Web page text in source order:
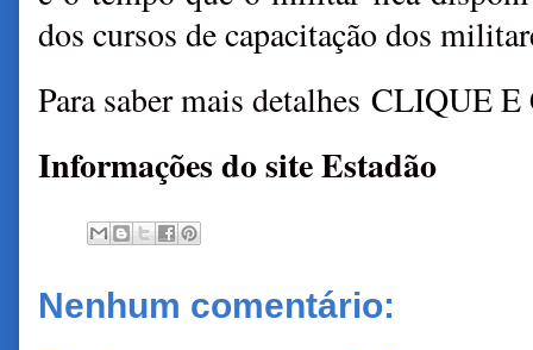
dos cursos de capacitação dos
Para saber mais detalhes CLIQUE
Informações do site Estadão
Nenhum comentário: